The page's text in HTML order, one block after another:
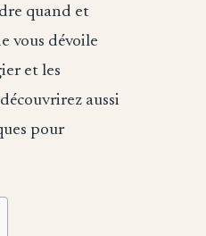
quand et
vous dévoile
et les
aussi
pour